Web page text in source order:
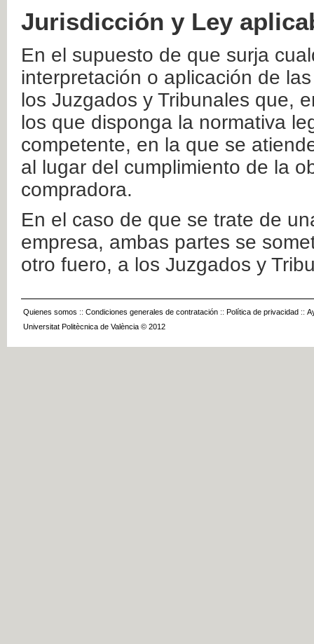
Jurisdicción y Ley
En el supuesto de que surja
interpretación o aplicación de
los Juzgados y Tribunales que,
los que disponga la normativa
competente, en la que se
al lugar del cumplimiento de la
compradora.
En el caso de que se trate de
empresa, ambas partes se
otro fuero, a los Juzgados y
Quienes somos :: Condiciones generales de contratación :: Política de privacidad ::
Universitat Politècnica de València © 2012